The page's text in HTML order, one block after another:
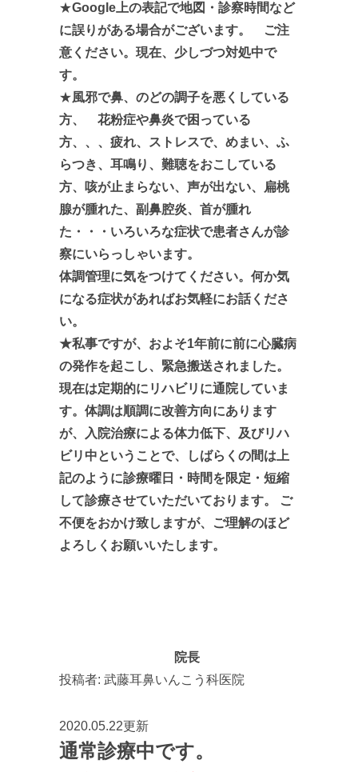
★Google上の表記で地図・診察時間など
に誤りがある場合がございます。 ご注
意ください。現在、少しづつ対処中で
す。
★風邪で鼻、のどの調子を悪くしている
方、 花粉症や鼻炎で困っている
方、、、疲れ、ストレスで、めまい、ふ
らつき、耳鳴り、難聴をおこしている
方、咳が止まらない、声が出ない、扁桃
腺が腫れた、副鼻腔炎、首が腫れ
た・・・いろいろな症状で患者さんが診
察にいらっしゃいます。
体調管理に気をつけてください。何か気
になる症状があればお気軽にお話くださ
い。
★私事ですが、およそ1年前に前に心臓病
の発作を起こし、緊急搬送されました。
現在は定期的にリハビリに通院していま
す。体調は順調に改善方向にあります
が、入院治療による体力低下、及びリハ
ビリ中ということで、しばらくの間は上
記のように診療曜日・時間を限定・短縮
して診療させていただいております。 ご
不便をおかけ致しますが、ご理解のほど
よろしくお願いいたします。
院長
投稿者: 武藤耳鼻いんこう科医院
2020.05.22更新
通常診療中です。